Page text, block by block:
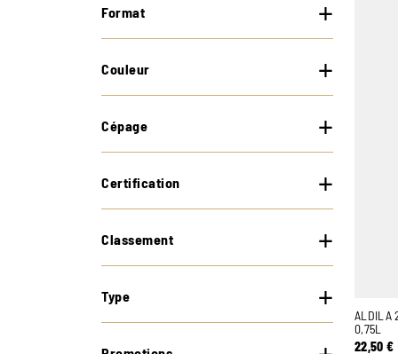
Format
Couleur
Cépage
Certification
Classement
Type
ALDILA
0,75L
22,50€